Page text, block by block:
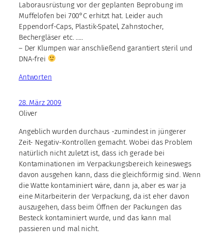
Laborausrüstung vor der geplanten Beprobung im
Muffelofen bei 700°C erhitzt hat. Leider auch
Eppendorf-Caps, Plastik-Spatel, Zahnstocher,
Bechergläser etc. …..
– Der Klumpen war anschließend garantiert steril und
DNA-frei
Antworten
28. März 2009
Oliver
Angeblich wurden durchaus -zumindest in jüngerer
Zeit- Negativ-Kontrollen gemacht. Wobei das Problem
natürlich nicht zuletzt ist, dass ich gerade bei
Kontaminationen im Verpackungsbereich keineswegs
davon ausgehen kann, dass die gleichförmig sind. Wenn
die Watte kontaminiert wäre, dann ja, aber es war ja
eine Mitarbeiterin der Verpackung, da ist eher davon
auszugehen, dass beim Öffnen der Packungen das
Besteck kontaminiert wurde, und das kann mal
passieren und mal nicht.